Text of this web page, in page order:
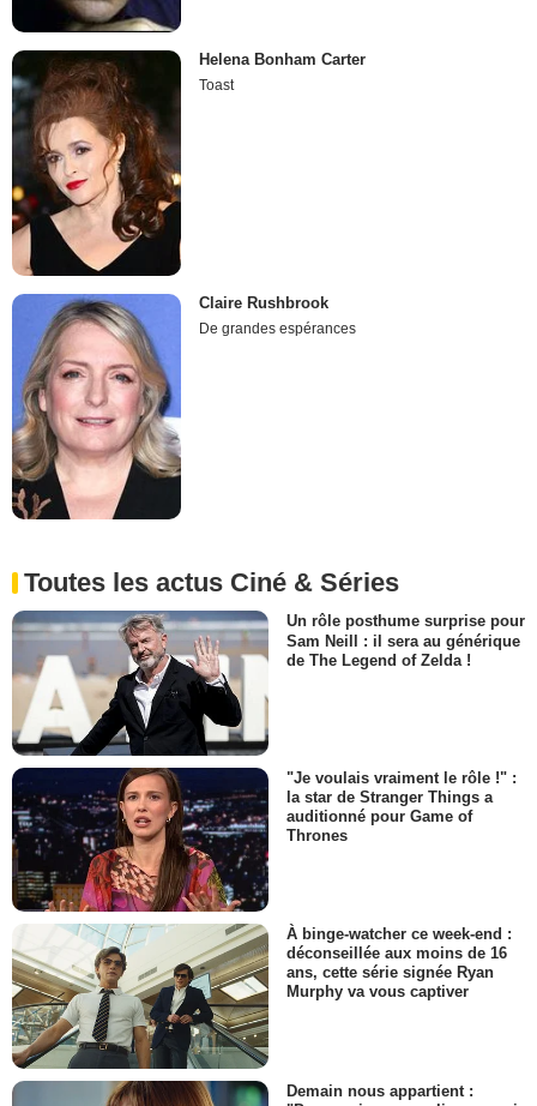
Helena Bonham Carter
Toast
Claire Rushbrook
De grandes espérances
Toutes les actus Ciné & Séries
Un rôle posthume surprise pour
Sam Neill : il sera au générique
de The Legend of Zelda !
"Je voulais vraiment le rôle !" :
la star de Stranger Things a
auditionné pour Game of
Thrones
À binge-watcher ce week-end :
déconseillée aux moins de 16
ans, cette série signée Ryan
Murphy va vous captiver
Demain nous appartient :